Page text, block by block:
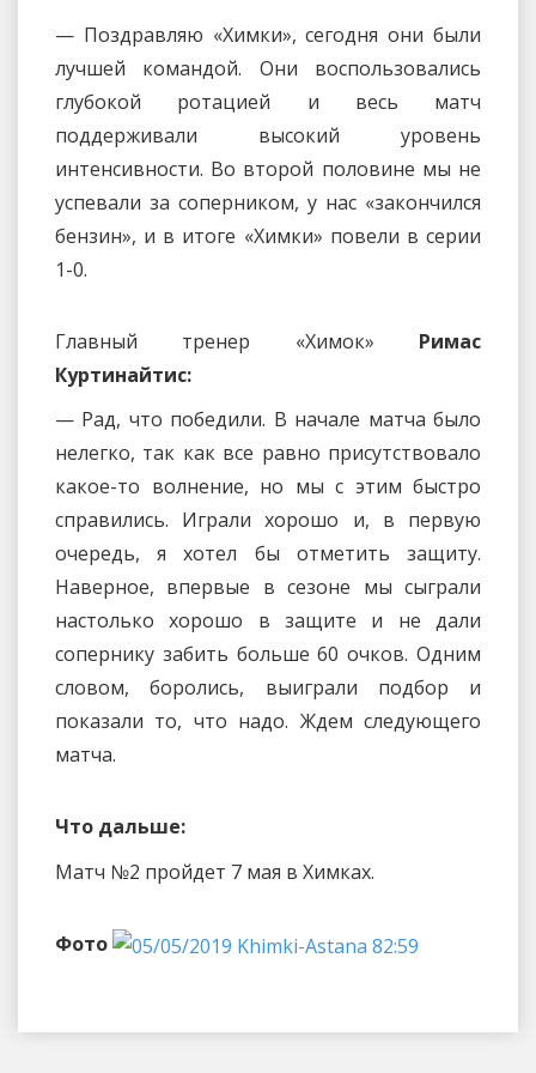
— Поздравляю «Химки», сегодня они были
лучшей командой. Они воспользовались
глубокой ротацией и весь матч
поддерживали высокий уровень
интенсивности. Во второй половине мы не
успевали за соперником, у нас «закончился
бензин», и в итоге «Химки» повели в серии
1-0.
Главный тренер «Химок» Римас
Куртинайтис:
— Рад, что победили. В начале матча было
нелегко, так как все равно присутствовало
какое-то волнение, но мы с этим быстро
справились. Играли хорошо и, в первую
очередь, я хотел бы отметить защиту.
Наверное, впервые в сезоне мы сыграли
настолько хорошо в защите и не дали
сопернику забить больше 60 очков. Одним
словом, боролись, выиграли подбор и
показали то, что надо. Ждем следующего
матча.
Что дальше:
Матч №2 пройдет 7 мая в Химках.
Фото